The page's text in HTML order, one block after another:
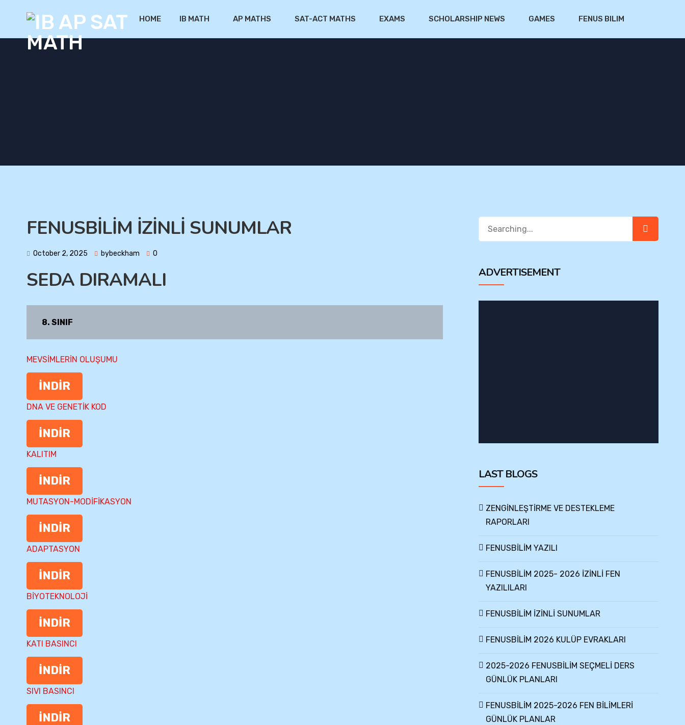
HOME IB MATH AP MATHS SAT-ACT MATHS EXAMS SCHOLARSHIP NEWS GAMES FENUS BILIM
FENUSBİLİM İZİNLİ SUNUMLAR
October 2, 2025 bybeckham 0
SEDA DIRAMALI
8. SINIF
MEVSİMLERİN OLUŞUMU
İNDİR
DNA VE GENETİK KOD
İNDİR
KALITIM
İNDİR
MUTASYON-MODİFİKASYON
İNDİR
ADAPTASYON
İNDİR
BİYOTEKNOLOJİ
İNDİR
KATI BASINCI
İNDİR
SIVI BASINCI
İNDİR
ADVERTISEMENT
LAST BLOGS
ZENGİNLEŞTİRME VE DESTEKLEME
RAPORLARI
FENUSBİLİM YAZILI
FENUSBİLİM 2025- 2026 İZİNLİ FEN
YAZILILARI
FENUSBİLİM İZİNLİ SUNUMLAR
FENUSBİLİM 2026 KULÜP EVRAKLARI
2025-2026 FENUSBİLİM SEÇMELİ DERS
GÜNLÜK PLANLARI
FENUSBİLİM 2025-2026 FEN BİLİMLERİ
GÜNLÜK PLANLAR